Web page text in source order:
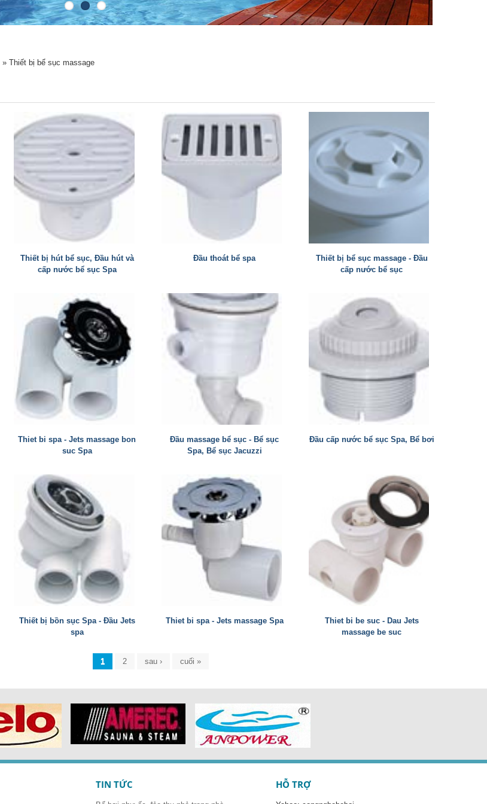
» Thiết bị bể sục massage
Thiết bị hút bể sục, Đầu hút và
cấp nước bể sục Spa
Đầu thoát bể spa
Thiết bị bể sục massage - Đầu
cấp nước bể sục
Thiet bi spa - Jets massage bon
suc Spa
Đầu massage bể sục - Bể sục
Spa, Bể sục Jacuzzi
Đầu cấp nước bể sục Spa, Bể bơi
Thiết bị bồn sục Spa - Đầu Jets
spa
Thiet bi spa - Jets massage Spa
Thiet bi be suc - Dau Jets
massage be suc
1 2 sau › cuối »
TIN TỨC HỖ TRỢ